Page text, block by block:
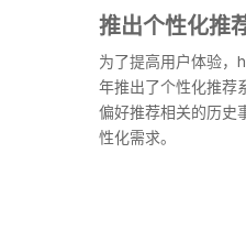
推出个性化推
为了提高用户体验
年推出了个性化推荐
偏好推荐相关的历史
性化需求。